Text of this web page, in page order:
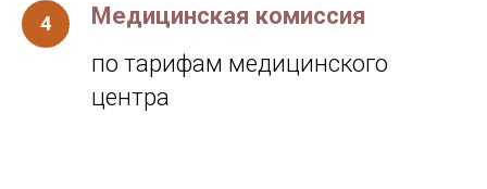
Медицинская комиссия
по тарифам медицинского
центра